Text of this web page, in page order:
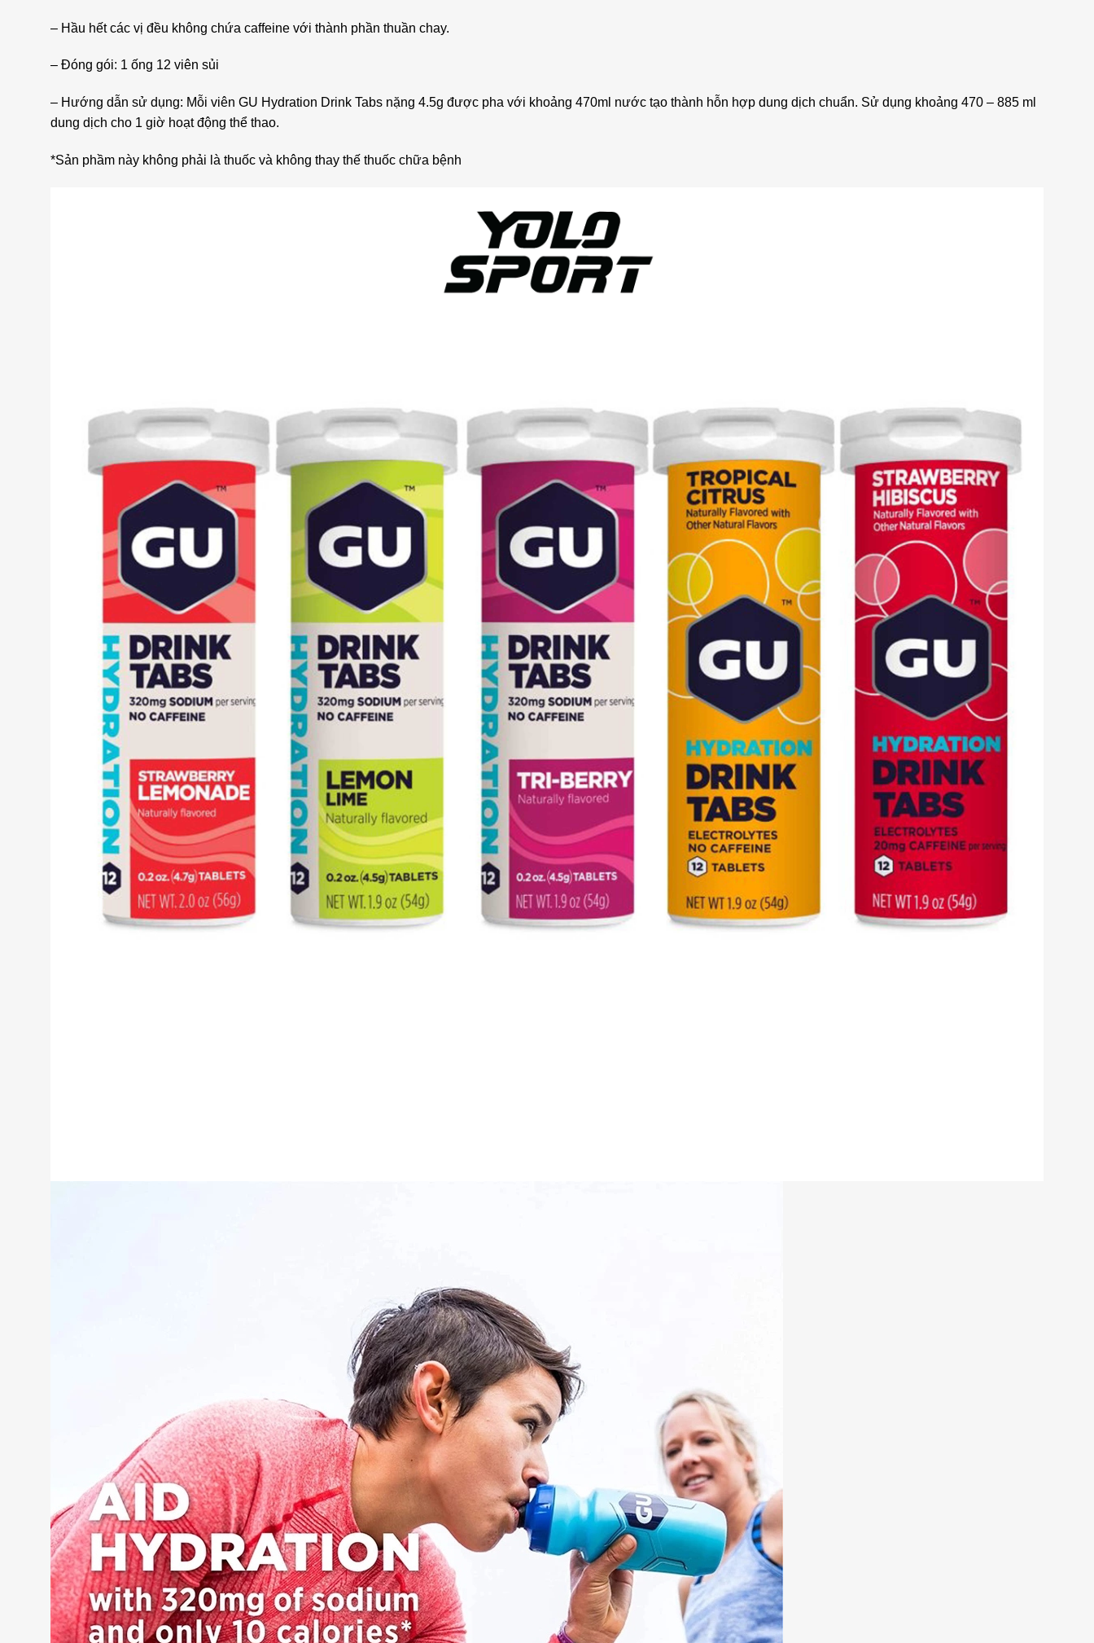
– Hầu hết các vị đều không chứa caffeine với thành phần thuần chay.
– Đóng gói: 1 ống 12 viên sủi
– Hướng dẫn sử dụng: Mỗi viên GU Hydration Drink Tabs nặng 4.5g được pha với khoảng 470ml nước tạo thành hỗn hợp dung dịch chuẩn. Sử dụng khoảng 470 – 885 ml
dung dịch cho 1 giờ hoạt động thể thao.
*Sản phầm này không phải là thuốc và không thay thế thuốc chữa bệnh